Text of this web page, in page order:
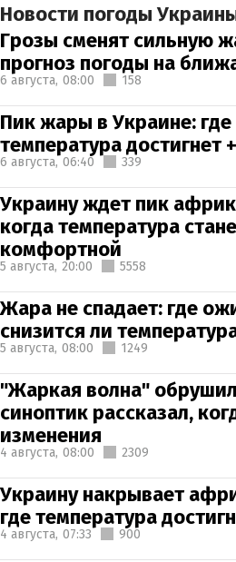
Новости погоды
Грозы сменят сильную
прогноз погоды на
6 августа, 08:00 158
Пик жары в Украине: где
температура достигнет
6 августа, 06:40 339
Украину ждет пик
когда температура
комфортной
5 августа, 20:00 5558
Жара не спадает: где
снизится ли
5 августа, 08:00 1249
"Жаркая волна"
синоптик рассказал,
изменения
4 августа, 08:00 2309
Украину накрывает
где температура
4 августа, 07:33 900